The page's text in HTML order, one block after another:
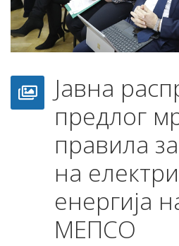
Јавна
предлог
правила
на
енергија
МЕПСО